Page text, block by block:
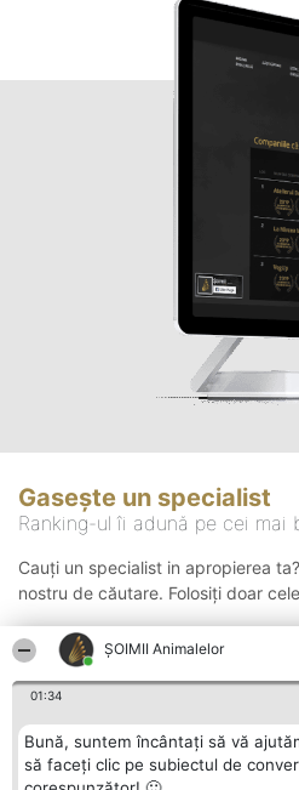
ŞOIMII Animalelor
01:34
Bună, suntem încântați să vă
să faceți clic pe subiectul de
Gasește un specialist
Ranking-ul îi adună pe cei mai
Cauți un specialist in apropierea
nostru de căutare. Folosiți doar